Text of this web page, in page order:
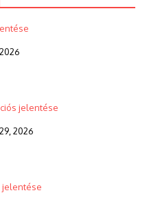
jelentése
2026
jelentése